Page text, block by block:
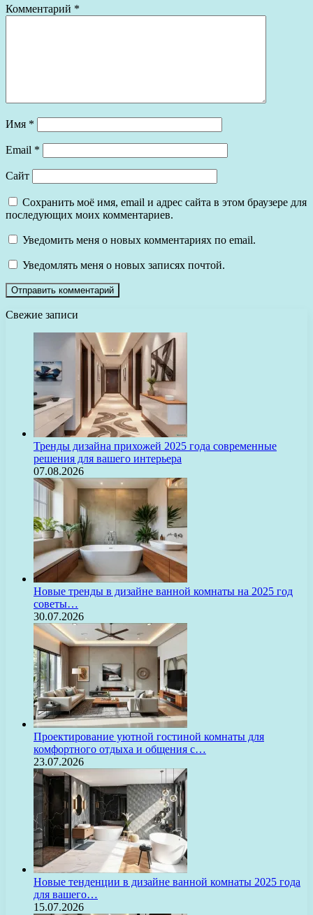
Комментарий *
Имя *
Email *
Сайт
Сохранить моё имя, email и адрес сайта в этом браузере для
последующих моих комментариев.
Уведомить меня о новых комментариях по email.
Уведомлять меня о новых записях почтой.
Свежие записи
Тренды дизайна прихожей 2025 года современные
решения для вашего интерьера
07.08.2026
Новые тренды в дизайне ванной комнаты на 2025 год
советы…
30.07.2026
Проектирование уютной гостиной комнаты для
комфортного отдыха и общения с…
23.07.2026
Новые тенденции в дизайне ванной комнаты 2025 года
для вашего…
15.07.2026